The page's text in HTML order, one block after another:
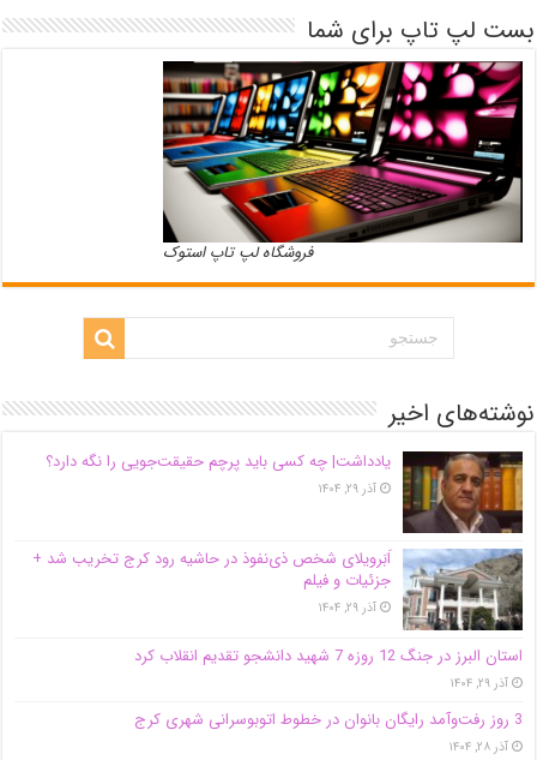
بست لپ تاپ برای شما
فروشگاه لپ تاپ استوک
نوشته‌های اخیر
یادداشت| ‌چه کسی باید پرچم حقیقت‌جویی را نگه دارد؟
آذر ۲۹, ۱۴۰۴
اَبَر‌ویلای شخص ذی‌نفوذ در حاشیه‌ رود کرج تخریب شد +
جزئیات و فیلم
آذر ۲۹, ۱۴۰۴
استان البرز در جنگ 12 روزه 7 شهید دانشجو تقدیم انقلاب کرد
آذر ۲۹, ۱۴۰۴
3 روز رفت‌وآمد رایگان بانوان در خطوط اتوبوسرانی شهری کرج
آذر ۲۸, ۱۴۰۴